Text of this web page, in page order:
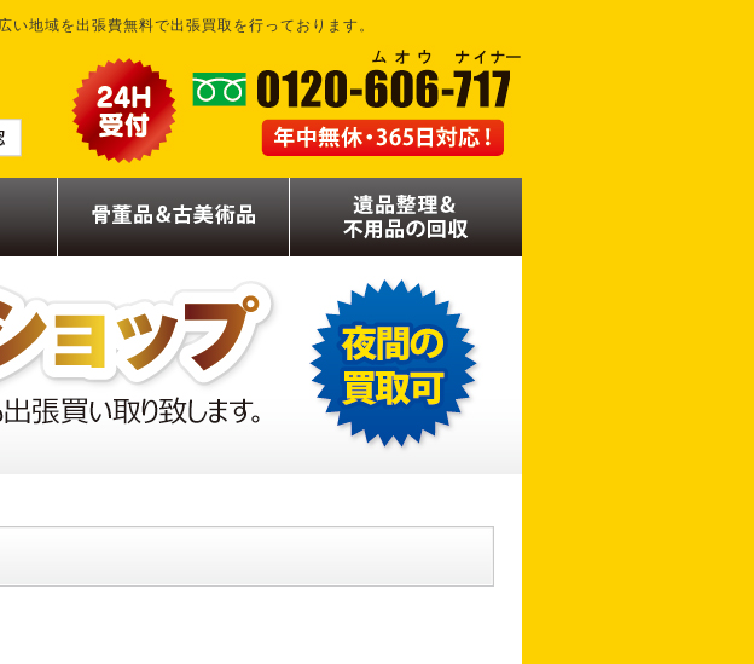
地域を出張費無料で出張買取を行っております。